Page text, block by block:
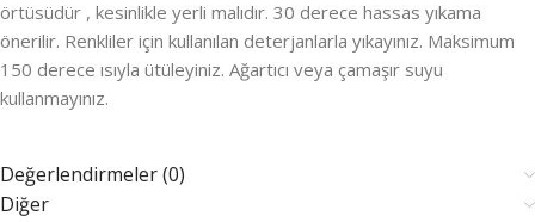
örtüsüdür , kesinlikle yerli malıdır. 30 derece hassas yıkama
önerilir. Renkliler için kullanılan deterjanlarla yıkayınız. Maksimum
150 derece ısıyla ütüleyiniz. Ağartıcı veya çamaşır suyu
kullanmayınız.
Değerlendirmeler (0)
Diğer